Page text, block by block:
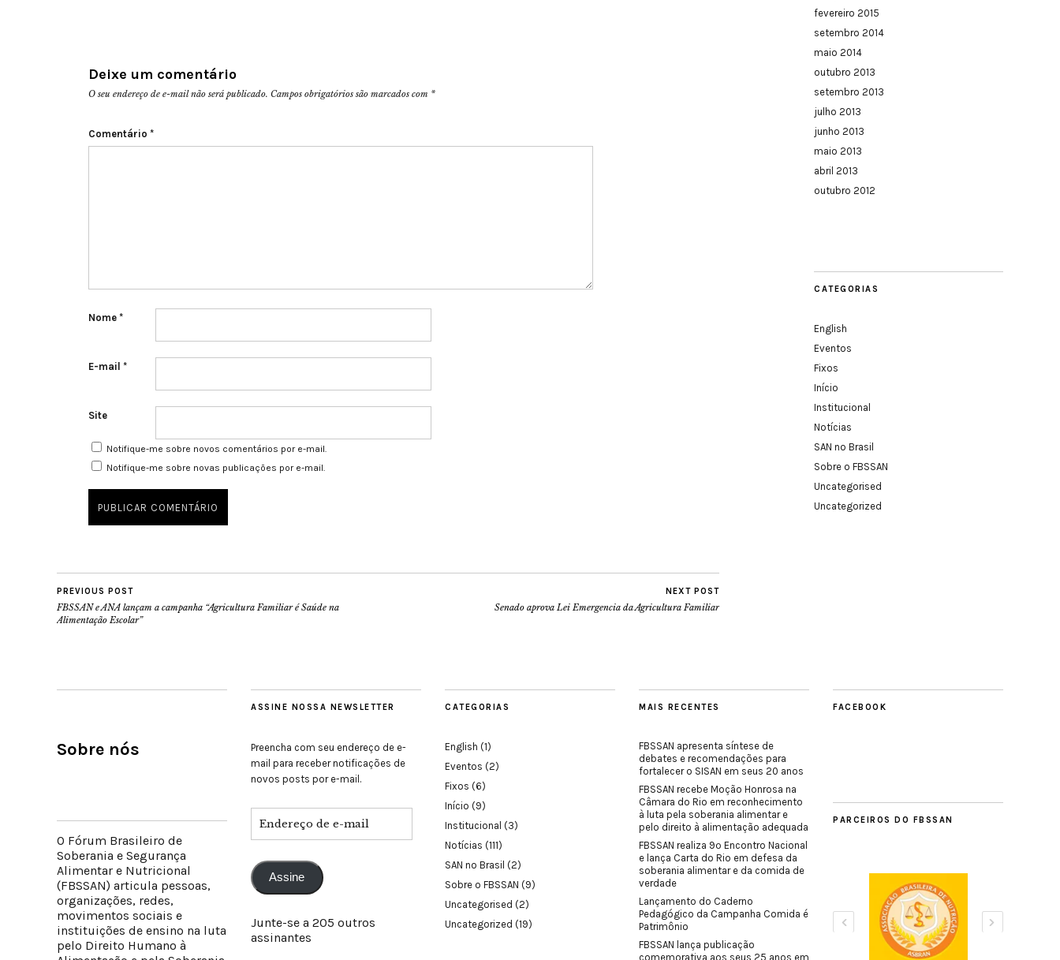
Deixe um comentário
O seu endereço de e-mail não será publicado. Campos obrigatórios são marcados com *
Comentário *
Nome *
E-mail *
Site
Notifique-me sobre novos comentários por e-mail.
Notifique-me sobre novas publicações por e-mail.
PREVIOUS POST
FBSSAN e ANA lançam a campanha “Agricultura Familiar é Saúde na
Alimentação Escolar”
NEXT POST
Senado aprova Lei Emergencia da Agricultura Familiar
fevereiro 2015
setembro 2014
maio 2014
outubro 2013
setembro 2013
julho 2013
junho 2013
maio 2013
abril 2013
outubro 2012
CATEGORIAS
English
Eventos
Fixos
Início
Institucional
Notícias
SAN no Brasil
Sobre o FBSSAN
Uncategorised
Uncategorized
Sobre nós
O Fórum Brasileiro de
Soberania e Segurança
Alimentar e Nutricional
(FBSSAN) articula pessoas,
organizações, redes,
movimentos sociais e
instituições de ensino na luta
pelo Direito Humano à
ASSINE NOSSA NEWSLETTER
Preencha com seu endereço de e-
mail para receber notificações de
novos posts por e-mail.
Assine
Junte-se a 205 outros
assinantes
CATEGORIAS
English (1)
Eventos (2)
Fixos (6)
Início (9)
Institucional (3)
Notícias (111)
SAN no Brasil (2)
Sobre o FBSSAN (9)
Uncategorised (2)
Uncategorized (19)
MAIS RECENTES
FBSSAN apresenta síntese de
debates e recomendações para
fortalecer o SISAN em seus 20 anos
FBSSAN recebe Moção Honrosa na
Câmara do Rio em reconhecimento
à luta pela soberania alimentar e
pelo direito à alimentação adequada
FBSSAN realiza 9º Encontro Nacional
e lança Carta do Rio em defesa da
soberania alimentar e da comida de
verdade
Lançamento do Caderno
Pedagógico da Campanha Comida é
Patrimônio
FBSSAN lança publicação
comemorativa aos seus 25 anos em
FACEBOOK
PARCEIROS DO FBSSAN